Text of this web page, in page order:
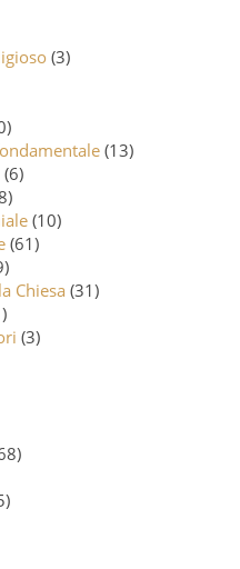
(3)
(13)
(6)
(10)
(61)
Chiesa (31)
(3)